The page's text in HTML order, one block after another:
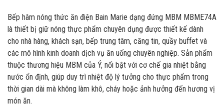
Bếp hâm nóng thức ăn điện Bain Marie dạng đứng MBM MBME74A
là thiết bị giữ nóng thực phẩm chuyên dụng được thiết kế dành
cho nhà hàng, khách sạn, bếp trung tâm, căng tin, quầy buffet và
các mô hình kinh doanh dịch vụ ăn uống chuyên nghiệp. Sản phẩm
thuộc thương hiệu MBM của Ý, nổi bật với cơ chế gia nhiệt bằng
nước ổn định, giúp duy trì nhiệt độ lý tưởng cho thực phẩm trong
thời gian dài mà không làm khô, cháy hoặc ảnh hưởng đến hương vị
món ăn.